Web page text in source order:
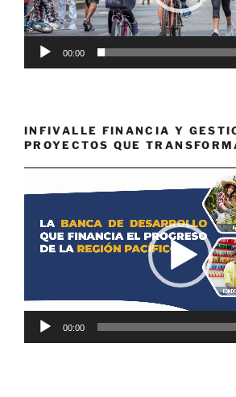
00:00
INFIVALLE FINANCIA Y
PROYECTOS QUE
de
00:00